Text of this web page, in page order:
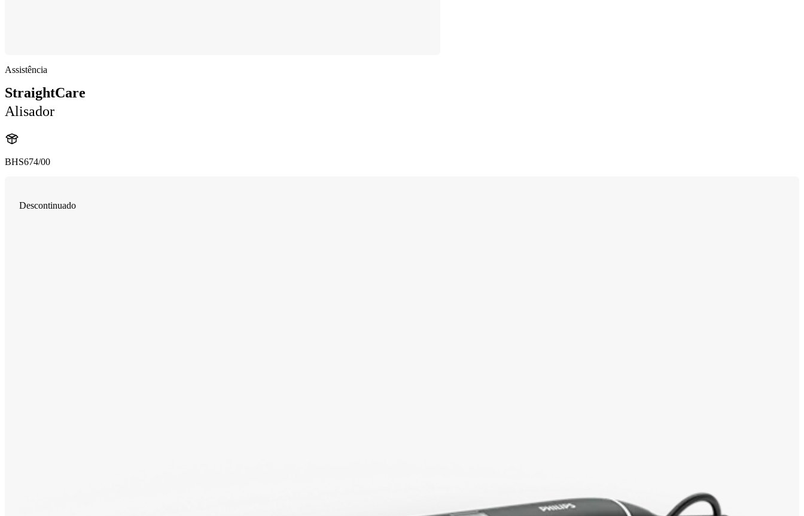
Assistência
StraightCare
Alisador
BHS674/00
Descontinuado